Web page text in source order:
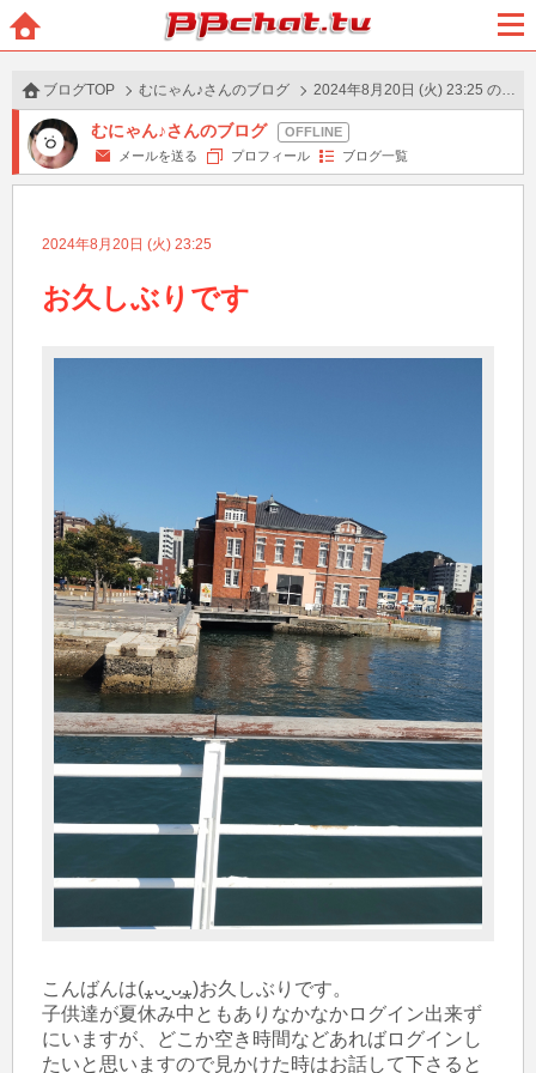
BBchatTV
ュー
ブログTOP むにゃん♪さんのブログ 2024年8月20日 (火) 23:25 の投稿
むにゃん♪さんのブログ
メールを送る プロフィール ブログ一覧
2024年8月20日 (火) 23:25
お久しぶりです
こんばんは(⁎ᴗ͈ˬᴗ͈⁎)お久しぶりです。
子供達が夏休み中ともありなかなかログイン出来ず
にいますが、どこか空き時間などあればログインし
たいと思いますので見かけた時はお話して下さると